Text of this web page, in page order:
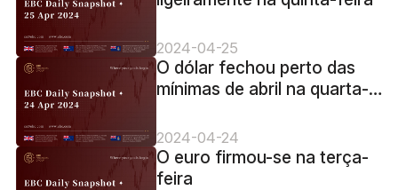
2024-04-25
O dólar fechou perto das
mínimas de abril na quarta-
2024-04-24
O euro firmou-se na terça-
feira